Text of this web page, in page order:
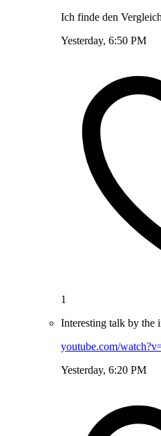
Ich finde den
Yesterday, 6:50 PM
1
Interesting talk by the
youtube.com/
Yesterday, 6:20 PM